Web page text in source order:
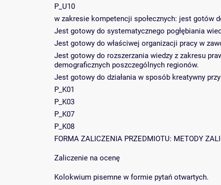
P_U10
w zakresie kompetencji społecznych: jest gotów
Jest gotowy do systematycznego pogłębiania
Jest gotowy do właściwej organizacji pracy w
Jest gotowy do rozszerzania wiedzy z zakresu
demograficznych poszczególnych regionów.
Jest gotowy do działania w sposób kreatywny
P_K01
P_K03
P_K07
P_K08
FORMA ZALICZENIA PRZEDMIOTU: METODY
Zaliczenie na ocenę
Kolokwium pisemne w formie pytań otwartych.